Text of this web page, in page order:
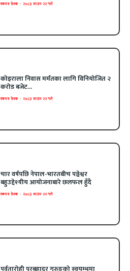
एकपत्र डेस्क - २०८३ साउन २२ गते
कोइराला निवास मर्मतका लागि विनियोजित २
करोड बजेट...
एकपत्र डेस्क - २०८३ साउन २२ गते
चार वर्षपछि नेपाल-भारतबीच पञ्चेश्वर
बहुउद्देश्यीय आयोजनाबारे छलफल हुँदै
एकपत्र डेस्क - २०८३ साउन २२ गते